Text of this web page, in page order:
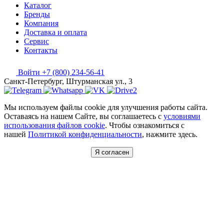
Каталог
Бренды
Компания
Доставка и оплата
Сервис
Контакты
Войти +7 (800) 234-56-41
Санкт-Петербург, Штурманская ул., 3
Мы используем файлы cookie для улучшения работы сайта.
Оставаясь на нашем Сайте, вы соглашаетесь с условиями
использования файлов cookie. Чтобы ознакомиться с
нашей Политикой конфиденциальности, нажмите здесь.
Я согласен